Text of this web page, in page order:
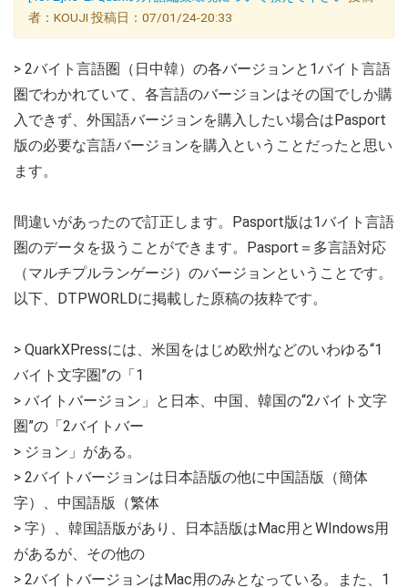
者：KOUJI 投稿日：07/01/24-20:33
> 2バイト言語圏（日中韓）の各バージョンと1バイト言語
圏でわかれていて、各言語のバージョンはその国でしか購
入できず、外国語バージョンを購入したい場合はPasport
版の必要な言語バージョンを購入ということだったと思い
ます。
間違いがあったので訂正します。Pasport版は1バイト言語
圏のデータを扱うことができます。Pasport＝多言語対応
（マルチプルランゲージ）のバージョンということです。
以下、DTPWORLDに掲載した原稿の抜粋です。
> QuarkXPressには、米国をはじめ欧州などのいわゆる“1
バイト文字圏”の「1
> バイトバージョン」と日本、中国、韓国の“2バイト文字
圏”の「2バイトバー
> ジョン」がある。
> 2バイトバージョンは日本語版の他に中国語版（簡体
字）、中国語版（繁体
> 字）、韓国語版があり、日本語版はMac用とWIndows用
があるが、その他の
> 2バイトバージョンはMac用のみとなっている。また、1